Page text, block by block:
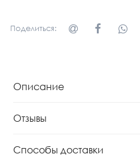
Поделиться:
Описание
Отзывы
Способы доставки